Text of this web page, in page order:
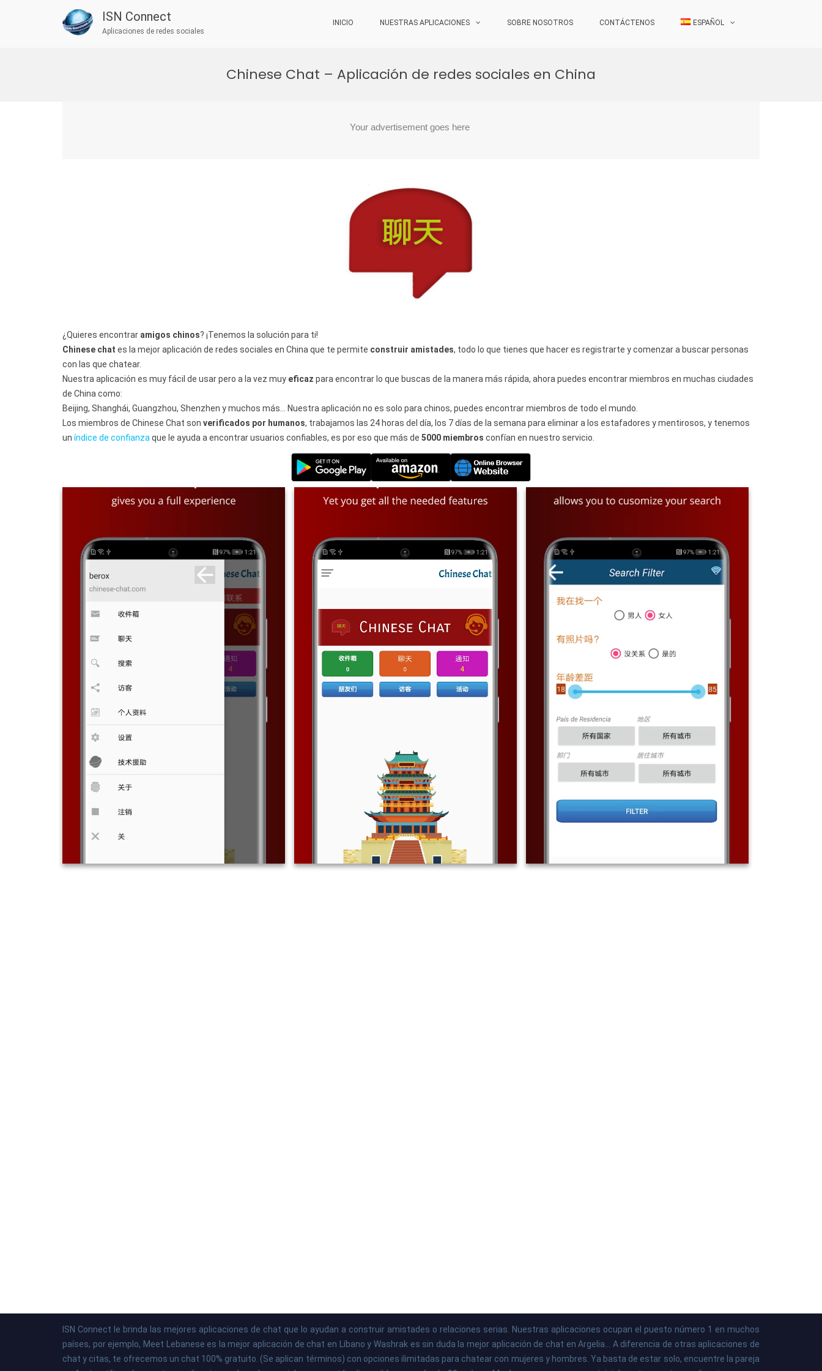
ISN Connect
Aplicaciones de redes sociales
INICIO NUESTRAS APLICACIONES SOBRE NOSOTROS CONTÁCTENOS ESPAÑOL
Chinese Chat – Aplicación de redes sociales en China
¿Quieres encontrar amigos chinos? ¡Tenemos la solución para ti!
Chinese chat es la mejor aplicación de redes sociales en China que te permite construir amistades, todo lo que tienes que hacer es registrarte y comenzar a buscar personas
con las que chatear.
Nuestra aplicación es muy fácil de usar pero a la vez muy eficaz para encontrar lo que buscas de la manera más rápida, ahora puedes encontrar miembros en muchas ciudades
de China como:
Beijing, Shanghái, Guangzhou, Shenzhen y muchos más… Nuestra aplicación no es solo para chinos, puedes encontrar miembros de todo el mundo.
Los miembros de Chinese Chat son verificados por humanos, trabajamos las 24 horas del día, los 7 días de la semana para eliminar a los estafadores y mentirosos, y tenemos
un índice de confianza que le ayuda a encontrar usuarios confiables, es por eso que más de 5000 miembros confían en nuestro servicio.
ISN Connect le brinda las mejores aplicaciones de chat que lo ayudan a construir amistades o relaciones serias. Nuestras aplicaciones ocupan el puesto número 1 en muchos
países, por ejemplo, Meet Lebanese es la mejor aplicación de chat en Líbano y Washrak es sin duda la mejor aplicación de chat en Argelia... A diferencia de otras aplicaciones de
chat y citas, te ofrecemos un chat 100% gratuito. (Se aplican términos) con opciones ilimitadas para chatear con mujeres y hombres. Ya basta de estar solo, encuentre la pareja